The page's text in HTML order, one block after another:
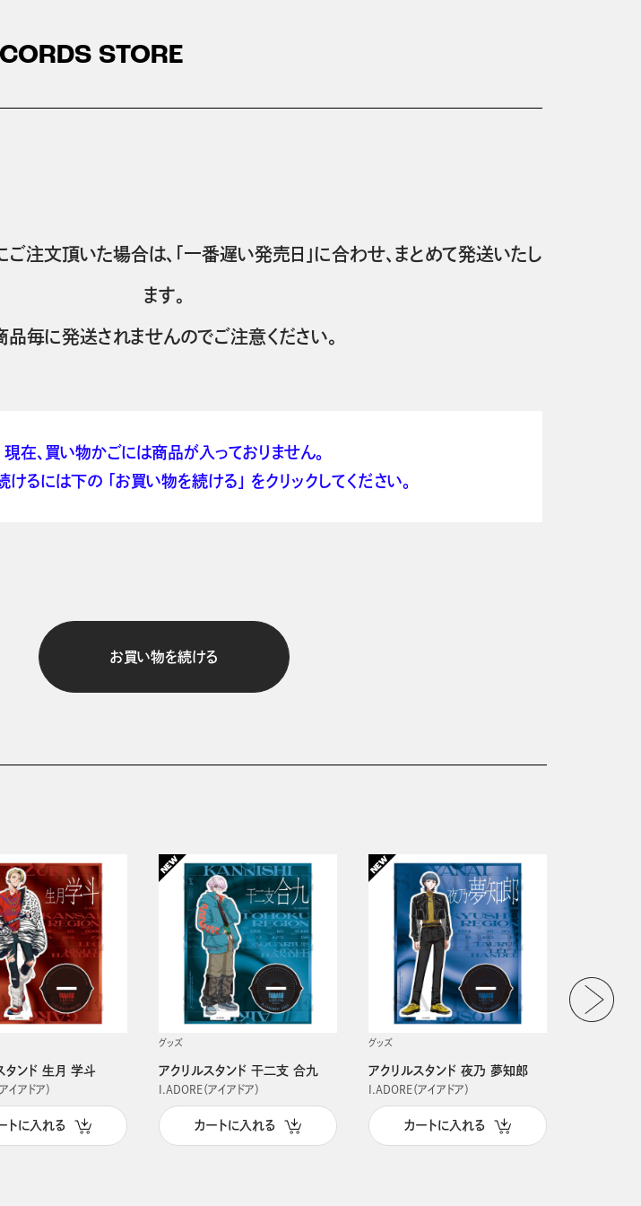
STORE
注文頂いた場合は、「一番遅い発売日」に合わせ、まとめて発送いたし
ます。
品毎に発送されませんのでご注意ください。
現在、買い物かごには商品が入っておりません。
るには下の 「お買い物を続ける」 をクリックしてください。
お買い物を続ける
タンド 生月 学斗
イアドア）
トに入れる
グッズ
アクリルスタンド 干二支 合九
I.ADORE（アイアドア）
カートに入れる
グッズ
アクリルスタンド 夜乃 夢知郎
I.ADORE（アイアドア）
カートに入れる